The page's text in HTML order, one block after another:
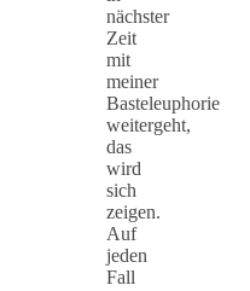
nächster
Zeit
mit
meiner
Basteleuphorie
weitergeht,
das
wird
sich
zeigen.
Auf
jeden
Fall